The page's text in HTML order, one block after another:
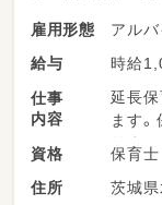
雇用形態
アルバ
給与
時給
仕事
内容
延長
ます
りませ
資格
保育士
住所
茨城